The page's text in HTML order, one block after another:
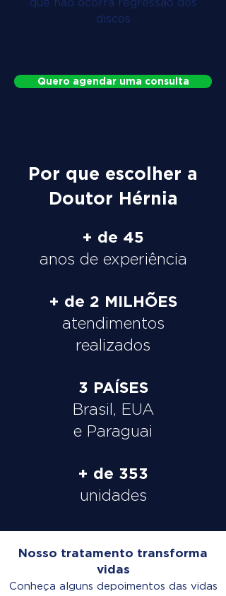
discos
Quero agendar uma consulta
Por que escolher a
Doutor Hérnia
+ de 45
anos de experiência
+ de 2 MILHÕES
atendimentos
realizados
3 PAÍSES
Brasil, EUA
e Paraguai
+ de 353
unidades
Nosso tratamento transforma
vidas
Conheça alguns depoimentos das vidas